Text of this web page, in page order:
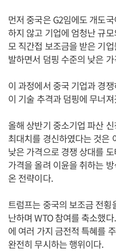
먼저 중국은 G2임에도 개도
하지 않고 기업에 엄청난 규
모 직간접 보조금을 받은 기
발하면서 덤핑 수준의 낮은
이 과정에서 중국 기업과 경
이 기술 추격과 덤핑에 무너
올해 상반기 중소기업 파산
최대치를 경신하였다는 것은
낮은 가격으로 경쟁 상대를
가격을 올려 이윤을 취하는
온 전략이다.
트럼프는 중국의 보조금 전횡
난하며 WTO 참여를 축소했
에 여러 가지 금전적 특혜를
완전히 무시하는 행위이다.